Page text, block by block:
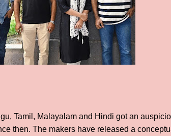
Tamil, Malayalam and Hindi got an
then. The makers have released a